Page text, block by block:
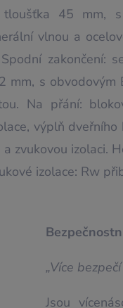
45 mm, s
vlnou a
zakončení:
mm, s obvodovým
Na přání:
výplň
zvukovou izolaci.
izolace: Rw
„Více
Jsou